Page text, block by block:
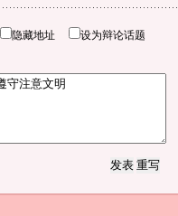
隐藏地址 设为辩论话题